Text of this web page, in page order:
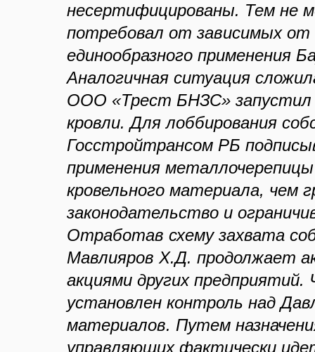
несертифицированы. Тем не
потребовал от зависимых от
единообразного применения
Аналогичная ситуация
ООО «Трест БНЗС» запустил
кровли. Для лоббирования
Госстройтрансом РБ
применения
кровельного материала, чем
законодательство и
Отработав схему захвата
Мавлияров Х.Д. продолжает
акциями других
установлен контроль над
материалов. Путем
управляющих фактически